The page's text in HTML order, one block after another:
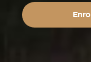
Enroll